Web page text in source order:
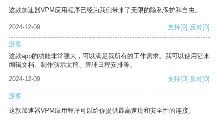
这款加速器VPM应用程序已经为我们带来了无限的隐私保护和自由。
2024-12-09 支持[0] 反对[0]
游客
这款app的功能非常强大，可以满足我所有的工作需求。我可以使用它来
编辑文档、制作演示文稿、管理日程安排等。
2024-12-09
支持[0] 反对[0]
游客
这款加速器VPM应用程序可以给你提供最高速度和安全性的连接。